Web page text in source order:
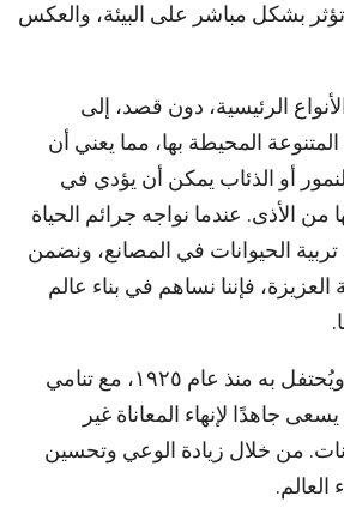
تؤثر بشكل مباشر على البيئة، والعكس
الرئيسية، دون قصد، إلى
المحيطة بها، مما يعني أن
أو الذئاب يمكن أن يؤدي في
من الأذى. عندما نواجه جرائم الحياة
تربية الحيوانات في المصانع، ونضمن
العزيزة، فإننا نساهم في بناء عالم
إنه بالتأكيد يوم مهم، ويُحتفل به منذ عام ١٩٢٥، مع تنامي
جاهدًا لإنهاء المعاناة غير
من خلال زيادة الوعي وتحسين
العالم.